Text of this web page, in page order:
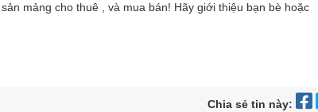
mảng cho thuê , và mua bán! Hãy giới thiệu bạn bè hoặc
Chia sẻ tin này: